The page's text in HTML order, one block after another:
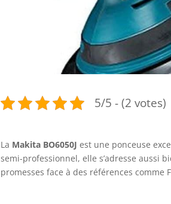
5/5 - (2 votes)
La Makita BO6050J est une ponceuse
semi-professionnel, elle s’adresse aussi
promesses face à des références comme